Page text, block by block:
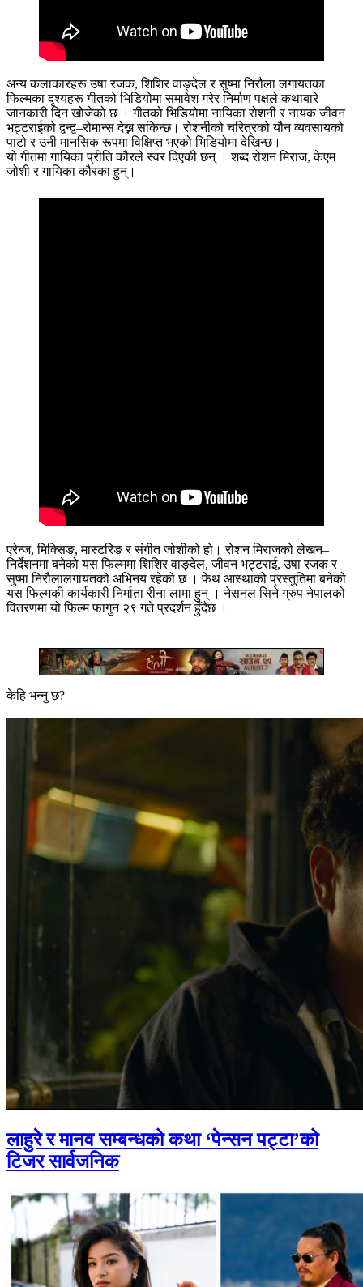
अन्य कलाकारहरू उषा रजक, शिशिर वाङ्देल र सुष्मा निरौला लगायतका
फिल्मका दृश्यहरू गीतको भिडियोमा समावेश गरेर निर्माण पक्षले कथाबारे
जानकारी दिन खोजेको छ । गीतको भिडियोमा नायिका रोशनी र नायक जीवन
भट्टराईको द्वन्द्व–रोमान्स देख्न सकिन्छ। रोशनीको चरित्रको यौन व्यवसायको
पाटो र उनी मानसिक रूपमा विक्षिप्त भएको भिडियोमा देखिन्छ।
यो गीतमा गायिका प्रीति कौरले स्वर दिएकी छन् । शब्द रोशन मिराज, केएम
जोशी र गायिका कौरका हुन्।
एरेन्ज, मिक्सिङ, मास्टरिङ र संगीत जोशीको हो। रोशन मिराजको लेखन–
निर्देशनमा बनेको यस फिल्ममा शिशिर वाङ्देल, जीवन भट्टराई, उषा रजक र
सुष्मा निरौलालगायतको अभिनय रहेको छ । फेथ आस्थाको प्रस्तुतिमा बनेको
यस फिल्मकी कार्यकारी निर्माता रीना लामा हुन् । नेसनल सिने ग्रुप नेपालको
वितरणमा यो फिल्म फागुन २९ गते प्रदर्शन हुँदैछ ।
केहि भन्नु छ?
लाहुरे र मानव सम्बन्धको कथा ‘पेन्सन पट्टा’को
टिजर सार्वजनिक